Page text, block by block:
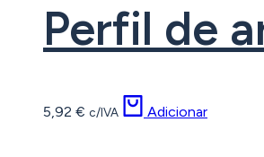
Perfil de
5,92 € c/IVA Adicionar